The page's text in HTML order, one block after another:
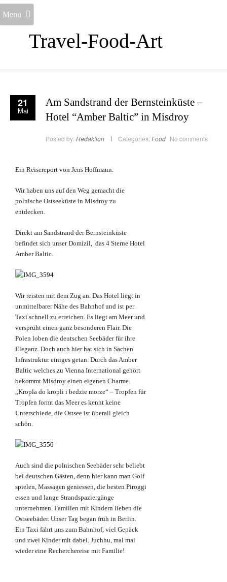
Travel-Food-Art
Menu
21
Mai
Am Sandstrand der Bernsteinküste –
Hotel “Amber Baltic” in Misdroy
Posted by: Redaktion Categories: Food No comments
Ein Reisereport von Jens Hoffmann.
Wir haben uns auf den Weg gemacht die
polnische Ostseeküste in Misdroy zu
entdecken.
Direkt am Sandstrand der Bernsteinküste
befindet sich unser Domizil, das 4 Sterne Hotel
Amber Baltic.
Wir reisten mit dem Zug an. Das Hotel liegt in
unmittelbarer Nähe des Bahnhof und ist per
Taxi schnell zu erreichen. Es liegt am Meer und
versprüht einen ganz besonderen Flair. Die
Polen loben die deutschen Seebäder für ihre
Eleganz. Doch auch hier hat sich in Sachen
Infrastruktur einiges getan. Durch das Amber
Baltic welches zu Vienna International gehört
bekommt Misdroy einen eigenen Charme.
„Kropla do kropli i bedzie morze“ – Tropfen für
Tropfen formt das Meer es kennt keine
Unterschiede, die Ostsee ist überall gleich
schön.
Auch sind die polnischen Seebäder sehr beliebt
bei deutschen Gästen, denn hier kann man Golf
spielen, Massagen geniessen, die besten Piroggi
essen und lange Strandspaziergänge
unternehmen. Familien mit Kindern lieben die
Ostseebäder. Unser Tag began früh in Berlin.
Ein Taxi fährt uns zum Bahnhof, viel Gepäck
und zwei Kinder mit dabei. Juchhu, mal mal
wieder eine Recherchereise mit Familie!